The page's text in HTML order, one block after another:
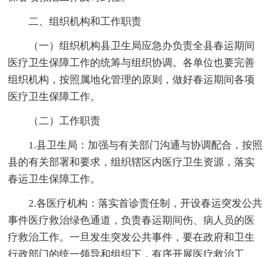
二、组织机构和工作职责
（一）组织机构县卫生局应急办负责全县春运期间
医疗卫生保障工作的统筹与组织协调。各单位也要完善
组织机构，按照属地化管理的原则，做好春运期间各项
医疗卫生保障工作。
（二）工作职责
1.县卫生局：加强与有关部门沟通与协调配合，按照
县的有关部署和要求，组织辖区内医疗卫生资源，落实
春运卫生保障工作。
2.各医疗机构：落实首诊责任制，开设春运突发公共
事件医疗救治绿色通道，负责春运期间伤、病人员的医
疗救治工作。一旦发生突发公共事件，要在政府和卫生
行政部门的统一领导和组织下，有序开展医疗救治工